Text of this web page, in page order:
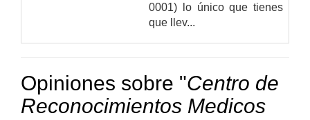
0001) lo único que tienes
que llev...
Opiniones sobre "Centro de
Reconocimientos Medicos